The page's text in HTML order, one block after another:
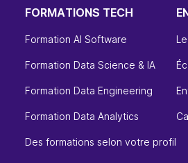
FORMATIONS TECH
Formation AI Software
Formation Data Science & IA
Formation Data Engineering
Formation Data Analytics
Des formations selon votre profil